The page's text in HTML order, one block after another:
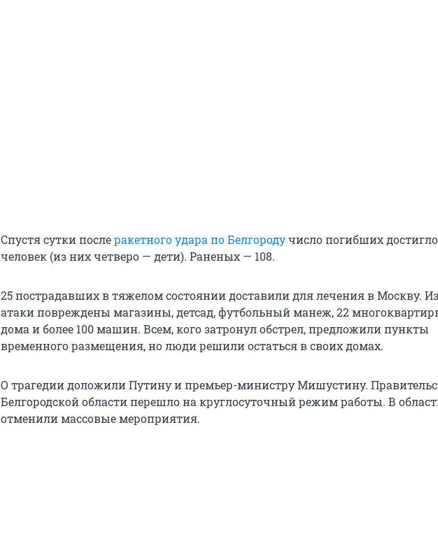
Спустя сутки послеракетного удара по Белгородучисло погибших
человек (из них четверо — дети). Раненых — 108.
25 пострадавших в тяжелом состоянии доставили для лечения в Москву.
атаки повреждены магазины, детсад, футбольный манеж, 22
дома и более 100 машин. Всем, кого затронул обстрел, предложили пункты
временного размещения, но люди решили остаться в своих домах.
О трагедии доложили Путину и премьер-министру Мишустину.
Белгородской области перешло на круглосуточный режим работы. В
отменили массовые мероприятия.